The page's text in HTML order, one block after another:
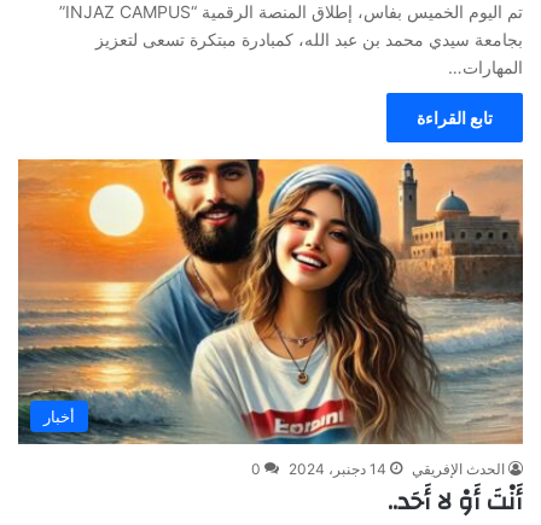
تم اليوم الخميس بفاس، إطلاق المنصة الرقمية “INJAZ CAMPUS”
بجامعة سيدي محمد بن عبد الله، كمبادرة مبتكرة تسعى لتعزيز
المهارات…
تابع القراءة
أخبار
الحدث الإفريقي 14 دجنبر، 2024 0
أَنْتَ أَوْ لا أَحَد..